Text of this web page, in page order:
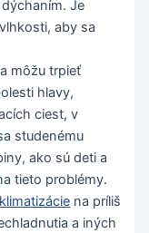
Je
aby sa
môžu trpieť
hlavy,
ciest, v
studenému
ako sú deti a
tieto problémy.
klimatizácie na príliš
a iných